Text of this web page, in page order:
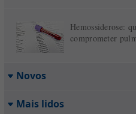
Hemossiderose:
comprometer
Novos
Mais lidos